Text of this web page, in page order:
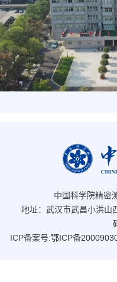
中国科学院精密
地址：武汉市武昌小洪山
ICP备案号:鄂ICP备